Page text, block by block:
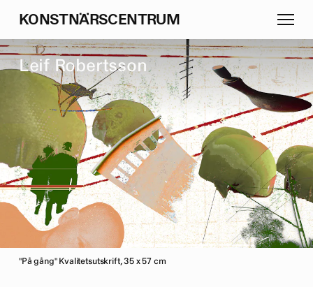
KONSTNÄRSCENTRUM
Leif Robertsson
"På gång" Kvalitetsutskrift, 35 x 57 cm